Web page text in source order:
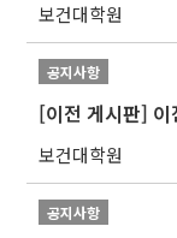
보건대학원
공지사항
[이전 게시판] 이
보건대학원
공지사항